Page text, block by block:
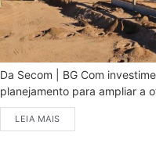
Da Secom | BG Com
planejamento para ampliar a
LEIA MAIS